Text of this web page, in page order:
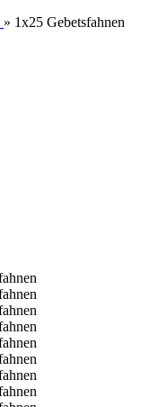
» 1x25 Gebetsfahnen